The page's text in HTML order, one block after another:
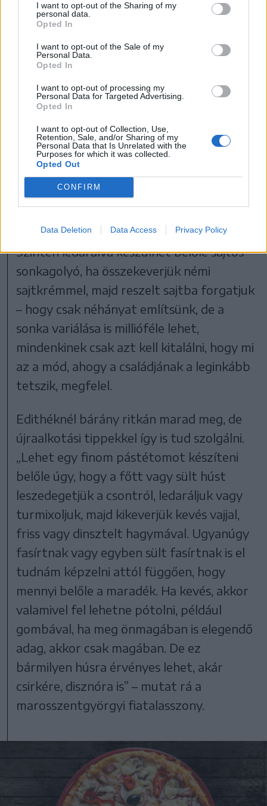
I want to opt-out of the Sharing of my
personal data.
Opted In
I want to opt-out of the Sale of my
Personal Data.
Opted In
I want to opt-out of processing my
Personal Data for Targeted Advertising.
Opted In
I want to opt-out of Collection, Use,
Retention, Sale, and/or Sharing of my
Personal Data that Is Unrelated with the
Purposes for which it was collected.
Opted Out
CONFIRM
Data Deletion Data Access Privacy Policy
szendvicskrémekhez
használhatjuk, rátehetjük
feltétként pizzára, de
belesüthetjük töltelékként
egy finom kiflibe vagy az
egyszerű rántottába,
esetleg készíthetünk
sajttal-sonkával töltött
bundás kenyeret.
Szintén ledarálva készülhet belőle sajtos
sonkagolyó, ha összekeverjük némi
sajtkrémmel, majd reszelt sajtba forgatjuk
– hogy csak néhányat említsünk, de a
sonka variálása is millióféle lehet,
mindenkinek csak azt kell kitalálni, hogy mi
az a mód, ahogy a családjának a leginkább
tetszik, megfelel.
Edithéknél bárány ritkán marad meg, de
újraalkotási tippekkel így is tud szolgálni.
„Lehet egy finom pástétomot készíteni
belőle úgy, hogy a főtt vagy sült húst
leszedegetjük a csontról, ledaráljuk vagy
turmixoljuk, majd kikeverjük kevés vajjal,
friss vagy dinsztelt hagymával. Ugyanúgy
fasírtnak vagy egyben sült fasírtnak is el
tudnám képzelni attól függően, hogy
mennyi belőle a maradék. Ha kevés, akkor
valamivel fel lehetne pótolni, például
gombával, ha meg önmagában is elegendő
adag, akkor csak magában. De ez
bármilyen húsra érvényes lehet, akár
csirkére, disznóra is” – mutat rá a
marosszentgyörgyi fiatalasszony.